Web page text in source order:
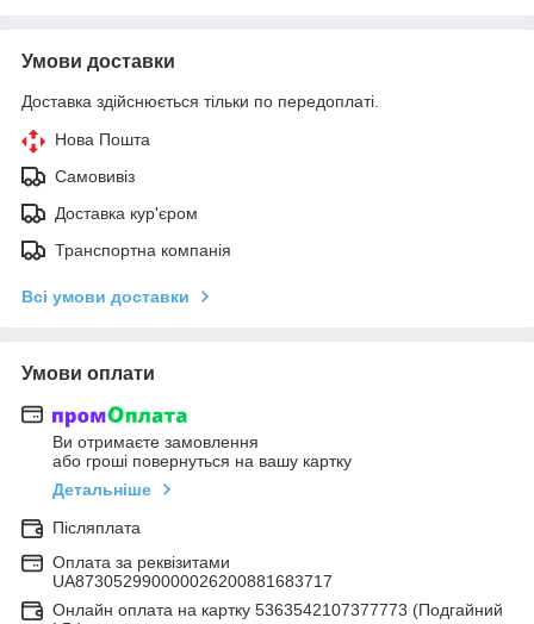
Умови доставки
Доставка здійснюється тільки по передоплаті.
Нова Пошта
Самовивіз
Доставка кур'єром
Транспортна компанія
Всі умови доставки
Умови оплати
Ви отримаєте замовлення
або гроші повернуться на вашу картку
Детальніше
Післяплата
Оплата за реквізитами
UA873052990000026200881683717
Онлайн оплата на картку 5363542107377773 (Подгайний